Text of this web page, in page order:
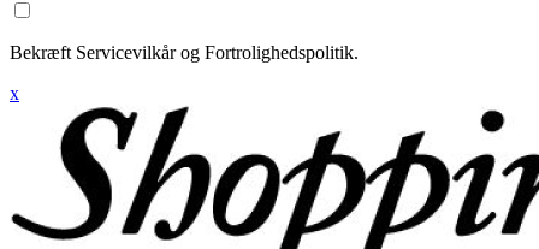
Bekræft Servicevilkår og Fortrolighedspolitik.
x